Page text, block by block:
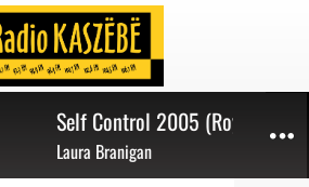
Self Control 2005 (Royal
Laura Branigan